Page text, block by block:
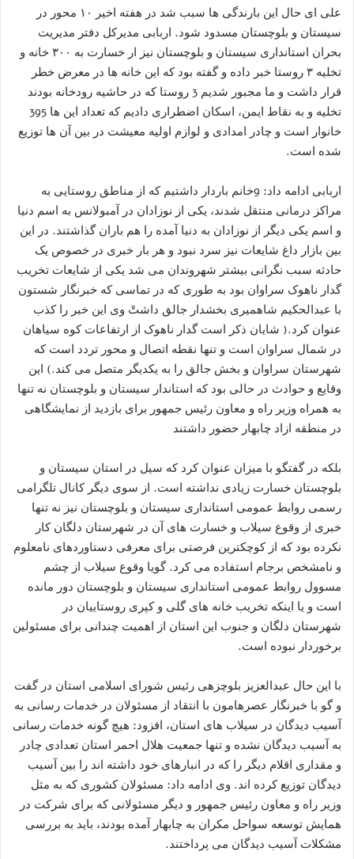
علی ای حال این بارندگی ها سبب شد در هفته اخیر ۱۰ محور در
سیستان و بلوچستان مسدود شود. اربابی مدیرکل دفتر مدیریت
بحران استانداری سیستان و بلوچستان نیز ار خسارت به ۳۰۰ خانه و
تخلیه ۳ روستا خبر داده و گفته بود که این خانه ها در معرض خطر
قرار داشت و ما مجبور شدیم 3 روستا که در حاشیه رودخانه بودند
تخلیه و به نقاط ایمن، اسکان اضطراری دادیم که تعداد این ها 395
خانوار است و چادر امدادی و لوازم اولیه معیشت در بین آن ها توزیع
شده است.
اربابی ادامه داد: 9خانم باردار داشتیم که از مناطق روستایی به
مراکز درمانی منتقل شدند، یکی از نوزادان در آمبولانس به اسم دنیا
و اسم یکی دیگر از نوزادان به دنیا آمده را هم باران گذاشتند. در این
بین بازار داغ شایعات نیز سرد نبود و هر بار خبری در خصوص یک
حادثه سبب نگرانی بیشتر شهروندان می شد یکی از شایعات تخریب
گدار ناهوک سراوان بود به طوری که در تماسی که خبرنگار شستون
با عبدالحکیم شاهمیری بخشدار جالق داشتْ وی این خبر را کذب
عنوان کرد.( شایان ذکر است گدار ناهوک از ارتفاعات کوه سیاهان
در شمال سراوان است و تنها نقطه اتصال و محور تردد است که
شهرستان سراوان و بخش جالق را به یکدیگر متصل می کند.) این
وقایع و حوادث در حالی بود که استاندار سیستان و بلوچستان نه تنها
به همراه وزیر راه و معاون رئیس جمهور برای بازدید از نمایشگاهی
در منطقه ازاد چابهار حضور داشتند
بلکه در گفتگو با میزان عنوان کرد که سیل در استان سیستان و
بلوچستان خسارت زیادی نداشته است. از سوی دیگر کانال تلگرامی
رسمی روابط عمومی استانداری سیستان و بلوچستان نیز نه تنها
خبری از وقوع سیلاب و خسارت های آن در شهرستان دلگان کار
نکرده بود که از کوچکترین فرصتی برای معرفی دستاوردهای نامعلوم
و نامشخص برجام استفاده می کرد. گویا وقوع سیلاب از چشم
مسوول روابط عمومی استانداری سیستان و بلوچستان دور مانده
است و یا اینکه تخریب خانه های گلی و کپری روستاییان در
شهرستان دلگان و جنوب این استان از اهمیت چندانی برای مسئولین
برخوردار نبوده است.
با این حال عبدالعزیز بلوچزهی رئیس شورای اسلامی استان در گفت
و گو با خبرنگار عصرهامون با انتقاد از مسئولان در خدمات رسانی به
آسیب دیدگان در سیلاب های استان، افزود: هیچ گونه خدمات رسانی
به آسیب دیدگان نشده و تنها جمعیت هلال احمر استان تعدادی چادر
و مقداری اقلام دیگر را که در انبارهای خود داشته اند را بین آسیب
دیدگان توزیع کرده اند. وی ادامه داد: مسئولان کشوری که به مثل
وزیر راه و معاون رئیس جمهور و دیگر مسئولانی که برای شرکت در
همایش توسعه سواحل مکران به چابهار آمده بودند، باید به بررسی
مشکلات آسیب دیدگان می پرداختند.